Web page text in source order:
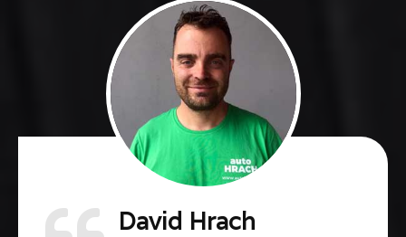
David Hrach